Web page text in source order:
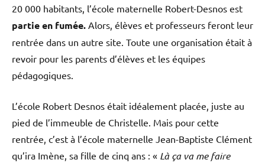
20 000 habitants, l’école maternelle Robert-Desnos est
partie en fumée. Alors, élèves et professeurs feront leur
rentrée dans un autre site. Toute une organisation était à
revoir pour les parents d’élèves et les équipes
pédagogiques.
L’école Robert Desnos était idéalement placée, juste au
pied de l’immeuble de Christelle. Mais pour cette
rentrée, c’est à l’école maternelle Jean-Baptiste Clément
qu’ira Imène, sa fille de cinq ans : « Là ça va me faire